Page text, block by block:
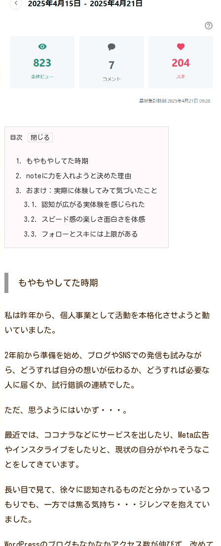
目次
1. もやもやしてた時期
2. noteに力を入れようと決めた理由
3.
おまけ：実際に体験してみて気づいたこと
3.1.
認知が広がる実体験を感じられた
3.2. スピード感の楽しさ面白さを体感
3.3. フォローとスキには上限がある
もやもやしてた時期
私は昨年から、個人事業として活動を本格化させようと動
いていました。
2年前から準備を始め、ブログやSNSでの発信も試みなが
ら、どうすれば自分の想いが伝わるか、どうすれば必要な
人に届くか、試行錯誤の連続でした。
ただ、思うようにはいかず・・・。
最近では、ココナラなどにサービスを出したり、Meta広告
やインスタライブをしたりと、現状の自分がやれそうなこ
とをしてきています。
長い目で見て、徐々に認知されるものだと分かっているつ
もりでも、一方では焦る気持ち・・・ジレンマを抱えてい
ました。